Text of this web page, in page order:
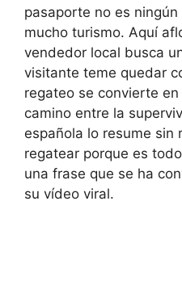
pasaporte no es
mucho turismo. Aquí
vendedor local busca
visitante teme quedar
regateo se convierte
camino entre la
española lo resume sin
regatear porque es
una frase que se ha
su vídeo viral.